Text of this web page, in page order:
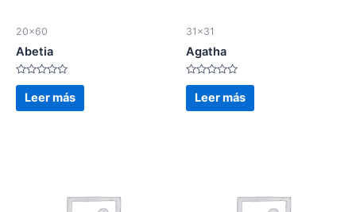
20x60
Abetia
Valorado
en
de
Leer más
31x31
Agatha
Valorado
en
de
Leer más